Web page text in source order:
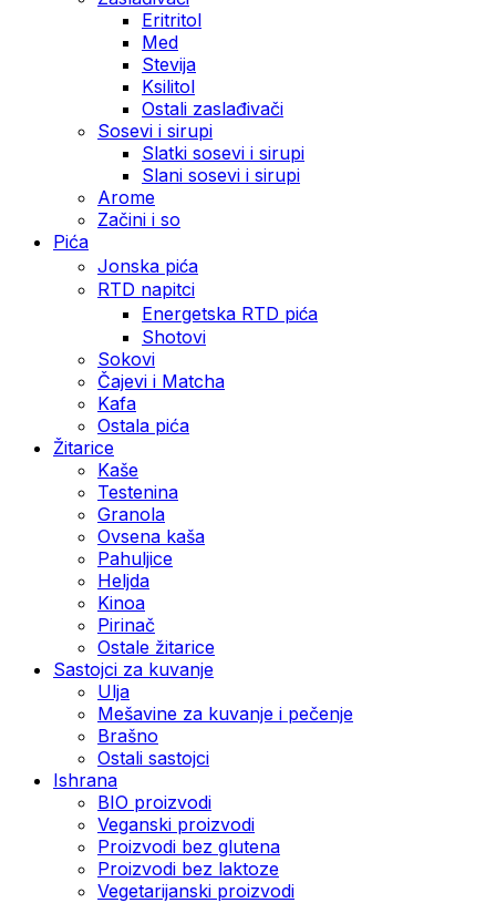
Eritritol
Med
Stevija
Ksilitol
Ostali zaslađivači
Sosevi i sirupi
Slatki sosevi i sirupi
Slani sosevi i sirupi
Arome
Začini i so
Pića
Jonska pića
RTD napitci
Energetska RTD pića
Shotovi
Sokovi
Čajevi i Matcha
Kafa
Ostala pića
Žitarice
Kaše
Testenina
Granola
Ovsena kaša
Pahuljice
Heljda
Kinoa
Pirinač
Ostale žitarice
Sastojci za kuvanje
Ulja
Mešavine za kuvanje i pečenje
Brašno
Ostali sastojci
Ishrana
BIO proizvodi
Veganski proizvodi
Proizvodi bez glutena
Proizvodi bez laktoze
Vegetarijanski proizvodi